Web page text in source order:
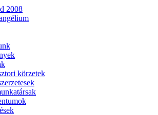
2008
körzetek